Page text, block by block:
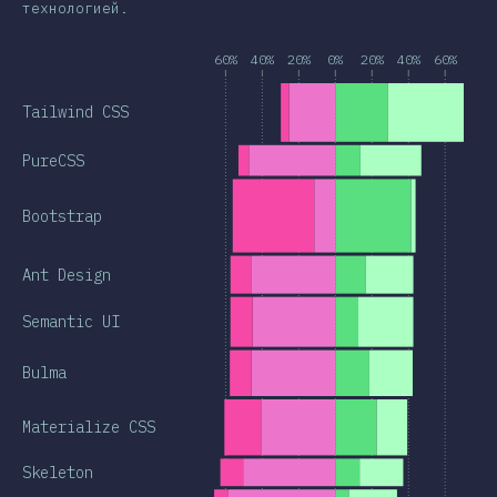
технологией.
60% 40% 20% 0% 20% 40% 60%
Tailwind CSS
PureCSS
Bootstrap
Ant Design
Semantic UI
Bulma
Materialize CSS
Skeleton